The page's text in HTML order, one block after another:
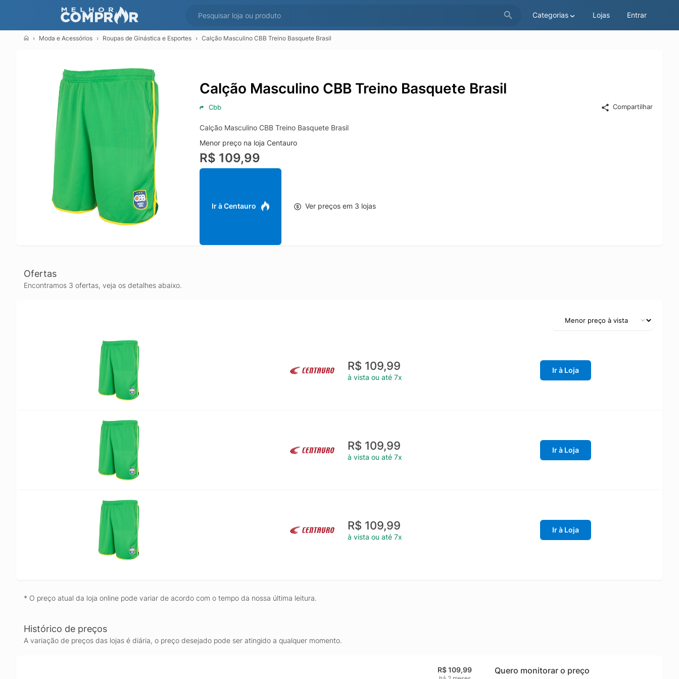
Categorias Lojas Entrar
Moda e Acessórios Roupas de Ginástica e Esportes Calção Masculino CBB Treino Basquete Brasil
Calção Masculino CBB Treino Basquete Brasil
Cbb Compartilhar
Calção Masculino CBB Treino Basquete Brasil
Menor preço na loja Centauro
R$ 109,99
Ir à Centauro Ver preços em 3 lojas
Ofertas
Encontramos 3 ofertas, veja os detalhes abaixo.
R$ 109,99
à vista ou até 7x
Ir à Loja
R$ 109,99
à vista ou até 7x
Ir à Loja
R$ 109,99
à vista ou até 7x
Ir à Loja
* O preço atual da loja online pode variar de acordo com o tempo da nossa última leitura.
Histórico de preços
A variação de preços das lojas é diária, o preço desejado pode ser atingido a qualquer momento.
R$ 109,99 Quero monitorar o preço